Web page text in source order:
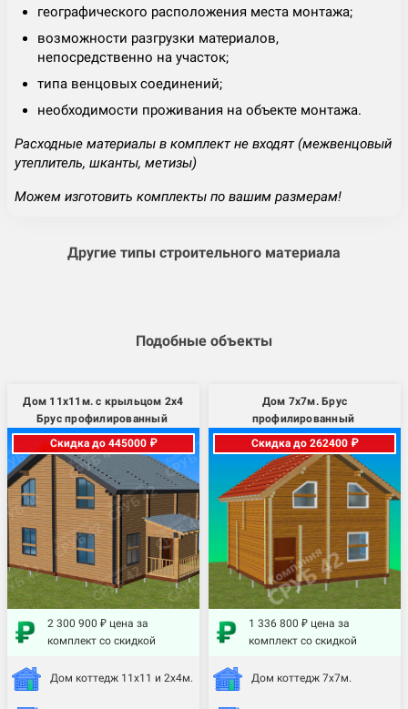
географического расположения места монтажа;
возможности разгрузки материалов,
непосредственно на участок;
типа венцовых соединений;
необходимости проживания на объекте монтажа.
Расходные материалы в комплект не входят (межвенцовый
утеплитель, шканты, метизы)
Можем изготовить комплекты по вашим размерам!
Другие типы строительного материала
Подобные объекты
Дом 11х11м. с крыльцом 2х4
Брус профилированный
Скидка до 445000 ₽
2 300 900 ₽ цена за
комплект со скидкой
Дом коттедж 11х11 и 2х4м.
Дом 7х7м. Брус
профилированный
Скидка до 262400 ₽
1 336 800 ₽ цена за
комплект со скидкой
Дом коттедж 7х7м.